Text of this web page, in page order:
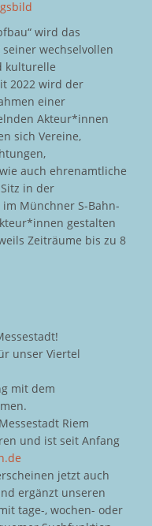
wird das
wechselvollen
kulturelle
2022 wird der
einer
Akteur*innen
sich Vereine,
auch ehrenamtliche
in der
Münchner S-Bahn-
gestalten
Zeiträume bis zu 8
unser Viertel
mit dem
Riem
und ist seit Anfang
jetzt auch
ergänzt unseren
tage-, wochen- oder